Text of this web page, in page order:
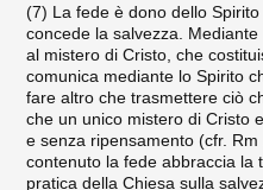
(7) La fede è dono dello
concede la salvezza.
al mistero di Cristo, che
comunica me­diante lo Spirito
fare altro che tra­smettere ciò
che un unico mistero di Cristo
e senza ripensamento (cfr.
contenuto la fede abbraccia la
pratica della Chiesa sulla